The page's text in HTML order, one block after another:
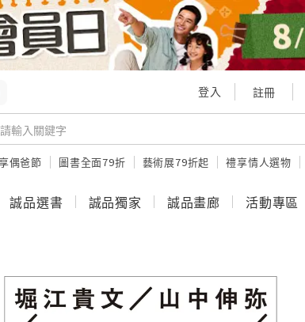
登入 註冊
偶爸節 圖書全面79折 藝術展79折起 禮享情人選物
誠品選書 誠品獨家 誠品畫廊 活動專區